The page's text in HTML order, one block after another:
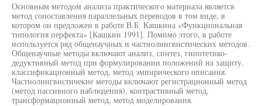
Основным методом анализа практического материала является
метод сопоставления параллельных переводов в том виде, в
котором он предложен в работе В.Б. Кашкина «Функциональная
типология перфекта» [Кашкин 1991]. Помимо этого, в работе
используется ряд общенаучных и частнолингвистических методов.
Общенаучные методы включают анализ, синтез, гипотетико-
дедуктивный метод при формулировании положений на защиту,
классификационный метод, метод эмпирического описания.
Частнолингвистичекие методы включают регистрационный метод
(метод пассивного наблюдения), контрастивный метод,
трансформационный метод, метод моделирования.